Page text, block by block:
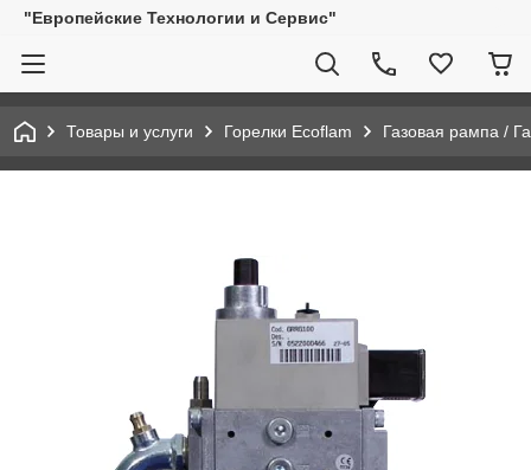
"Европейские Технологии и Сервис"
Товары и услуги Горелки Ecoflam Газовая рампа /